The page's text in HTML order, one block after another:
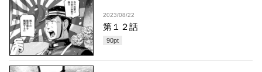
2023/08/22
第１２話
90pt